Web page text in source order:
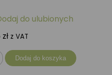
zł z VAT
Dodaj do koszyka
do ulubionych